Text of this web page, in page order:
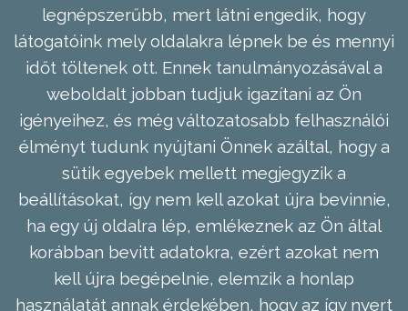
legnépszerűbb, mert látni engedik, hogy
látogatóink mely oldalakra lépnek be és mennyi
időt töltenek ott. Ennek tanulmányozásával a
weboldalt jobban tudjuk igazítani az Ön
igényeihez, és még változatosabb felhasználói
élményt tudunk nyújtani Önnek azáltal, hogy a
sütik egyebek mellett megjegyzik a
beállításokat, így nem kell azokat újra bevinnie,
ha egy új oldalra lép, emlékeznek az Ön által
korábban bevitt adatokra, ezért azokat nem
kell újra begépelnie, elemzik a honlap
használatát annak érdekében, hogy az így nyert